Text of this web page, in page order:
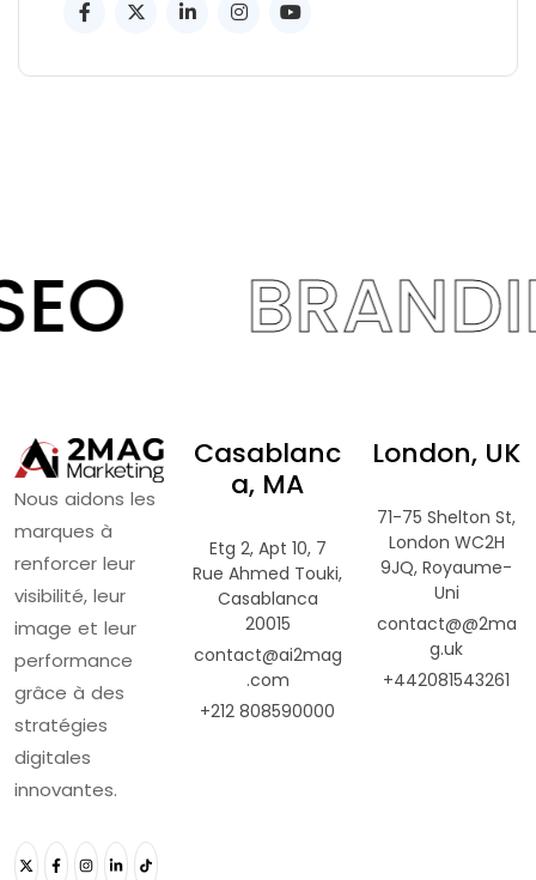
Nous aidons les
marques à
renforcer leur
visibilité, leur
image et leur
performance
grâce à des
stratégies
digitales
innovantes.
Casablanc
a, MA
Etg 2, Apt 10, 7
Rue Ahmed Touki,
Casablanca
20015
contact@ai2mag
.com
+212 808590000
London, UK
71-75 Shelton St,
London WC2H
9JQ, Royaume-
Uni
contact@@2ma
g.uk
+442081543261